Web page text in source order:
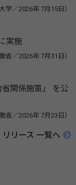
学／2026年 7月15日）
実施
省／2026年 7月31日）
省関係施策」 を公
省／2026年 7月23日）
リリース 一覧へ